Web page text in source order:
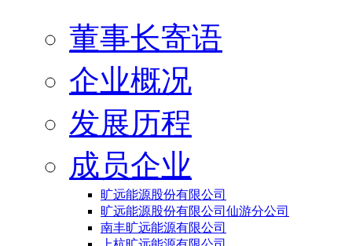
董事长寄语
企业概况
发展历程
成员企业
旷远能源股份有限公司
旷远能源股份有限公司仙游分公司
南丰旷远能源有限公司